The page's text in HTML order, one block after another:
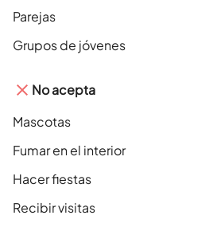
Parejas
Grupos de jóvenes
No acepta
Mascotas
Fumar en el interior
Hacer fiestas
Recibir visitas